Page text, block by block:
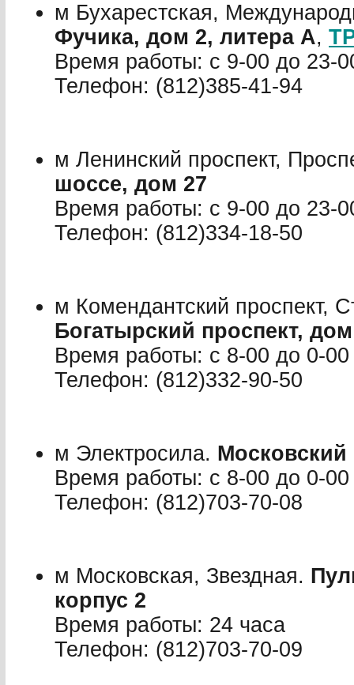
м Бухарестская,
Фучика, дом 2, литера А,
Время работы: с 9-00 до 23-
Телефон: (812)385-41-94
м Ленинский проспект,
шоссе, дом 27
Время работы: с 9-00 до 23-
Телефон: (812)334-18-50
м Комендантский проспект,
Богатырский проспект,
Время работы: с 8-00 до 0-00
Телефон: (812)332-90-50
м Электросила. Московский
Время работы: с 8-00 до 0-00
Телефон: (812)703-70-08
м Московская, Звездная.
корпус 2
Время работы: 24 часа
Телефон: (812)703-70-09